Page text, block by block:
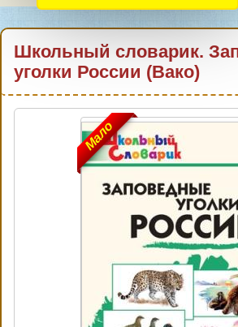
Школьный словарик.
уголки России (Вако)
Мало